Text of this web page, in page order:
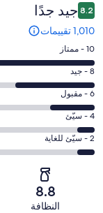
8.2 جيد جدًا
1,010 تقييمات
درجة
التصنيف
10
-
ممتاز.
476
من
أصل
10 - ممتاز
درجة
التصنيف
8
-
جيد.
271
8 - جيد
درجة
التصنيف
6
-
مقبول.
6 - مقبول
درجة
التصنيف
4
4 - سيّئ
درجة
التصنيف
2 - سيّئ للغاية
8.8
النظافة